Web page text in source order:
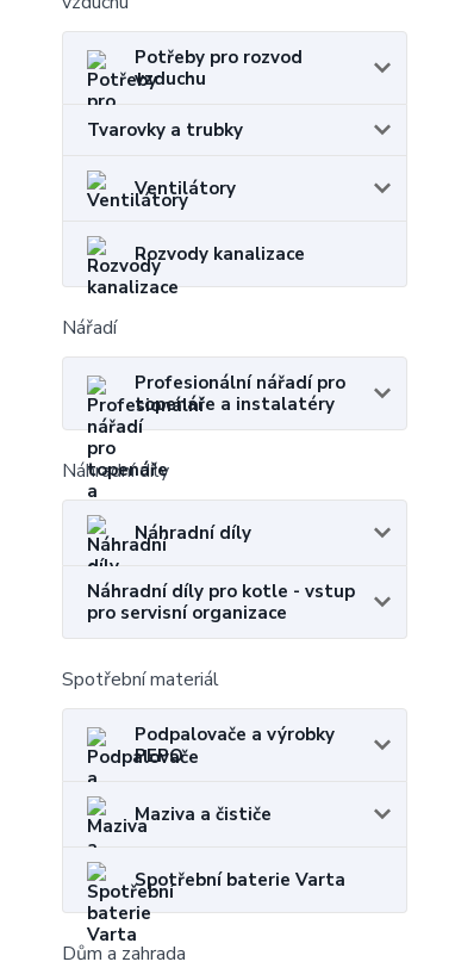
Potřeby pro rozvod
vzduchu
Tvarovky a trubky
Ventilátory
Rozvody kanalizace
Nářadí
Profesionální nářadí pro
topenáře a instalatéry
Náhradní díly
Náhradní díly
Náhradní díly pro kotle - vstup
pro servisní organizace
Spotřební materiál
Podpalovače a výrobky
PEPO
Maziva a čističe
Spotřební baterie Varta
Dům a zahrada